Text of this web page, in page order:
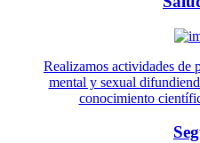
Realizamos actividades de
mental y sexual
conocimiento